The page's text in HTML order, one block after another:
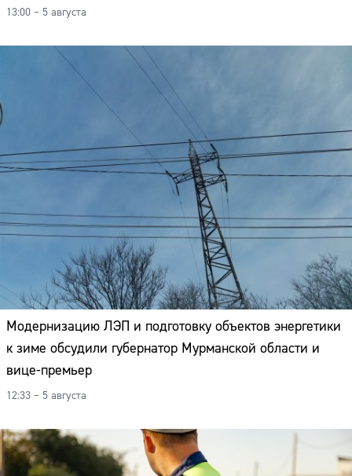
13:00 – 5 августа
Модернизацию ЛЭП и подготовку объектов энергетики
к зиме обсудили губернатор Мурманской области и
вице-премьер
12:33 – 5 августа
Телефон: